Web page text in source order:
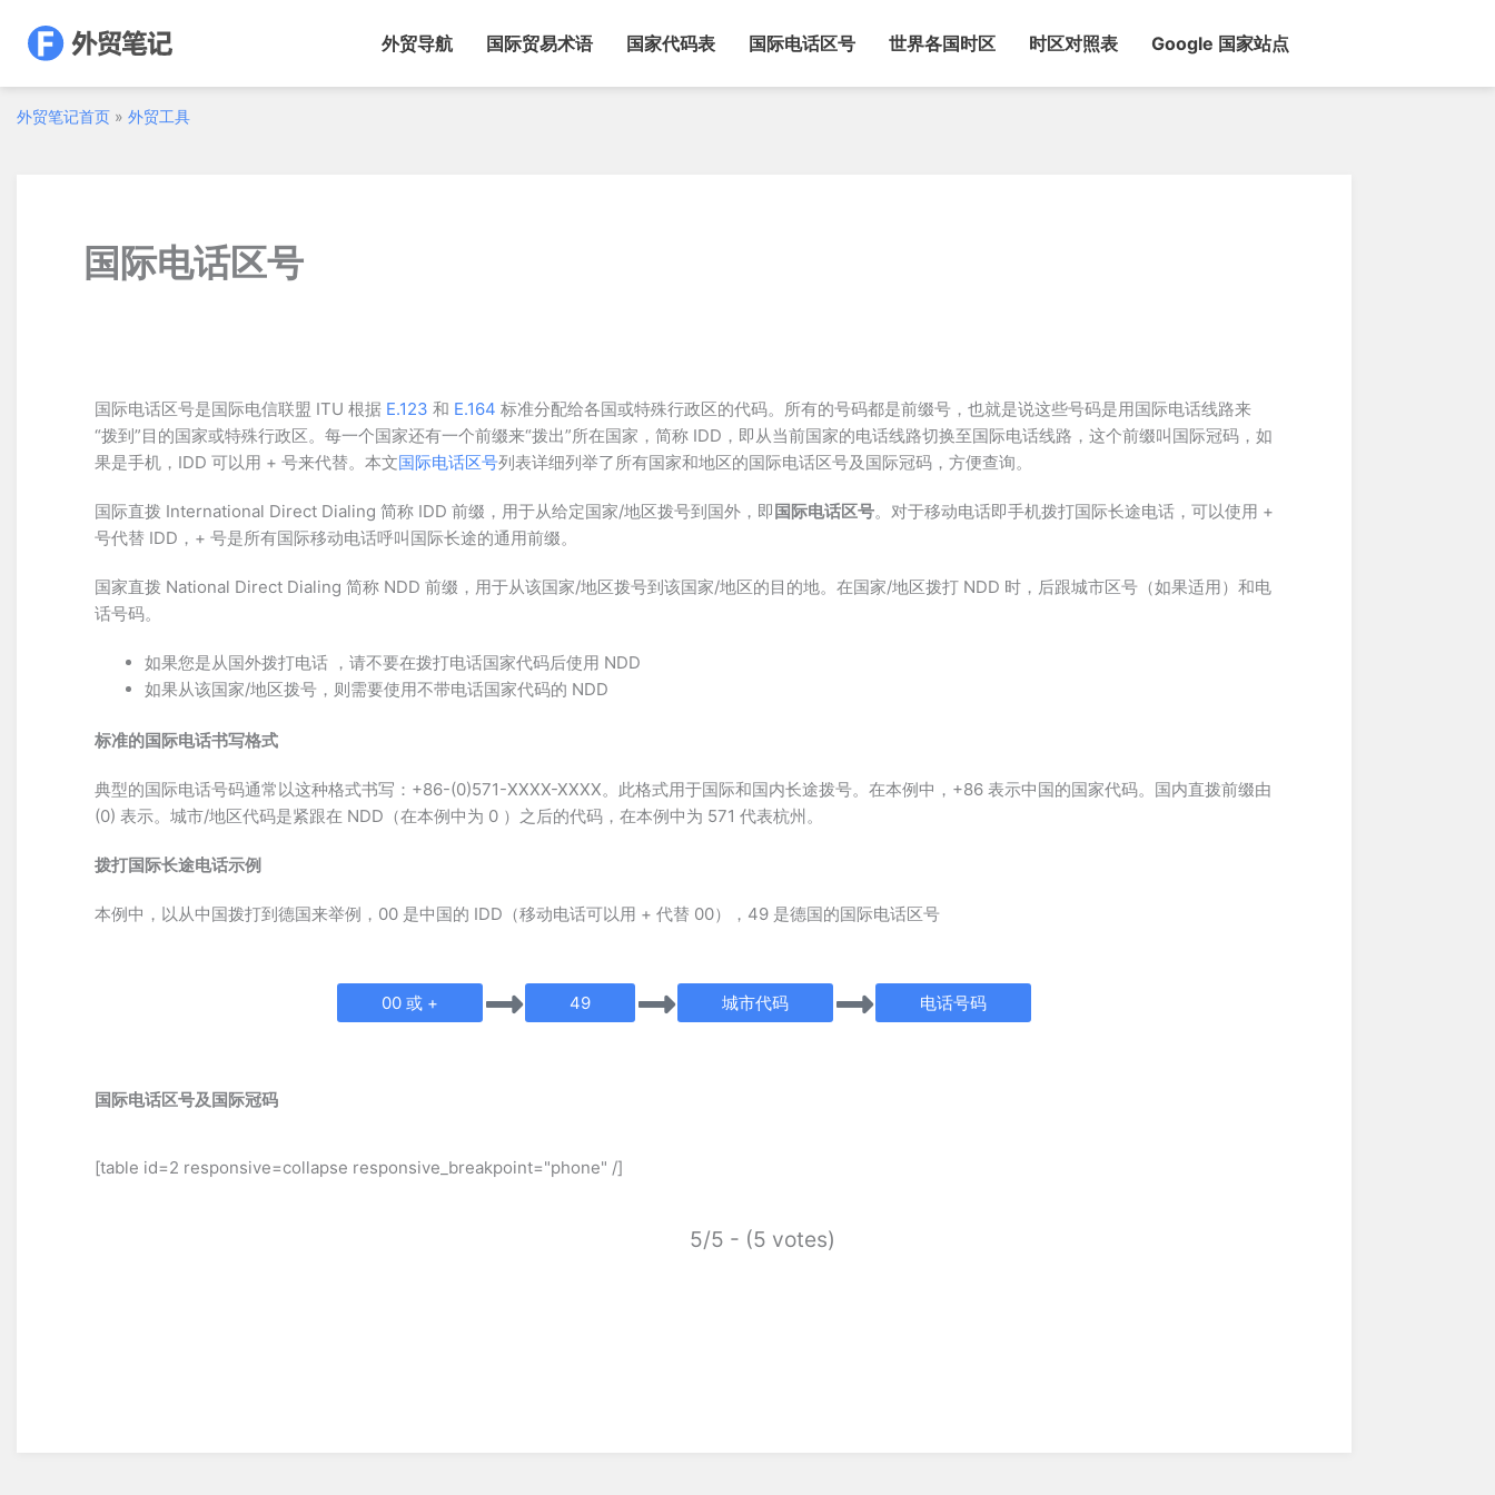
容
外贸导航 国际贸易术语 国家代码表 国际电话区号 世界各国时区 时区对照表 Google 国家站点
外贸笔记首页 » 外贸工具
国际电话区号
国际电话区号是国际电信联盟 ITU 根据 E.123 和 E.164 标准分配给各国或特殊行政区的代码。所有的号码都是前缀号，也就是说这些号码是用国际电话线路来
“拨到”目的国家或特殊行政区。每一个国家还有一个前缀来“拨出”所在国家，简称 IDD，即从当前国家的电话线路切换至国际电话线路，这个前缀叫国际冠码，如
果是手机，IDD 可以用 + 号来代替。本文国际电话区号列表详细列举了所有国家和地区的国际电话区号及国际冠码，方便查询。
国际直拨 International Direct Dialing 简称 IDD 前缀，用于从给定国家/地区拨号到国外，即国际电话区号。对于移动电话即手机拨打国际长途电话，可以使用 +
号代替 IDD，+ 号是所有国际移动电话呼叫国际长途的通用前缀。
国家直拨 National Direct Dialing 简称 NDD 前缀，用于从该国家/地区拨号到该国家/地区的目的地。在国家/地区拨打 NDD 时，后跟城市区号（如果适用）和电
话号码。
如果您是从国外拨打电话 ，请不要在拨打电话国家代码后使用 NDD
如果从该国家/地区拨号，则需要使用不带电话国家代码的 NDD
标准的国际电话书写格式
典型的国际电话号码通常以这种格式书写：+86-(0)571-XXXX-XXXX。此格式用于国际和国内长途拨号。在本例中，+86 表示中国的国家代码。国内直拨前缀由
(0) 表示。城市/地区代码是紧跟在 NDD（在本例中为 0 ）之后的代码，在本例中为 571 代表杭州。
拨打国际长途电话示例
本例中，以从中国拨打到德国来举例，00 是中国的 IDD（移动电话可以用 + 代替 00），49 是德国的国际电话区号
00 或 + 49 城市代码 电话号码
国际电话区号及国际冠码
[table id=2 responsive=collapse responsive_breakpoint="phone" /]
5/5 - (5 votes)